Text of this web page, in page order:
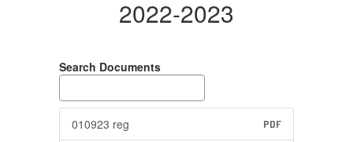
2022-2023
Search Documents
010923 reg PDF